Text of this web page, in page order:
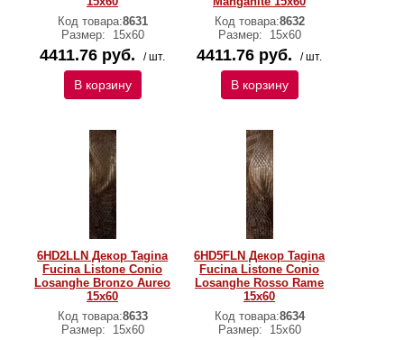
Код товара:8631
Размер:
15x60
4411.76 руб. / шт.
В корзину
Код товара:8632
Размер:
15x60
4411.76 руб. / шт.
В корзину
6HD2LLN Декор Tagina
Fucina Listone Conio
Losanghe Bronzo Aureo
15x60
Код товара:8633
Размер:
15x60
6HD5FLN Декор Tagina
Fucina Listone Conio
Losanghe Rosso Rame
15x60
Код товара:8634
Размер:
15x60